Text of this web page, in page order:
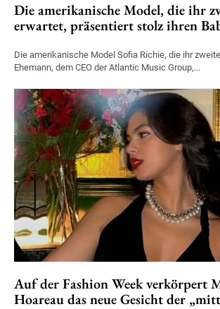
Die amerikanische Model, die ihr
erwartet, präsentiert stolz ihren
Die amerikanische Model Sofia Richie, die ihr
Ehemann, dem CEO der Atlantic Music Group,...
Auf der Fashion Week verkörpert
Hoareau das neue Gesicht der